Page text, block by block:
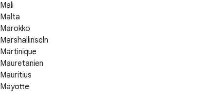
Mali
Malta
Marokko
Marshallinseln
Martinique
Mauretanien
Mauritius
Mayotte